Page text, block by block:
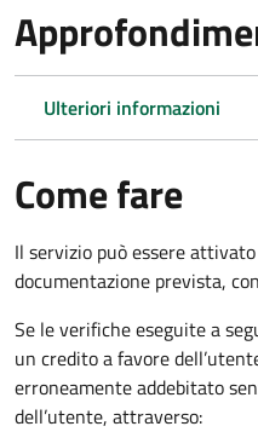
Ulteriori informazioni
Come fare
Il servizio può essere
documentazione prevista,
Se le verifiche eseguite a
un credito a favore
erroneamente addebitato
dell’utente, attraverso: